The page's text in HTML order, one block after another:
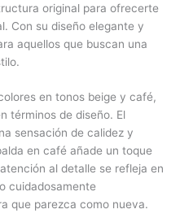
original para ofrecerte
Con su diseño elegante y
aquellos que buscan una
en tonos beige y café,
términos de diseño. El
sensación de calidez y
en café añade un toque
al detalle se refleja en
cuidadosamente
que parezca como nueva.